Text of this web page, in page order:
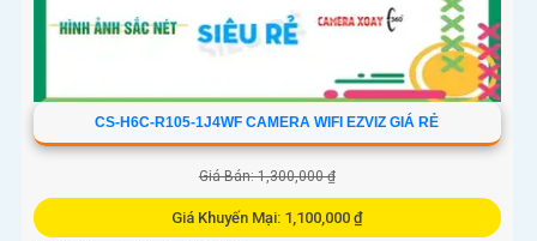
CS-H6C-R105-1J4WF CAMERA WIFI EZVIZ GIÁ RẺ
Giá Bán: 1,300,000 ₫
Giá Khuyến Mại: 1,100,000 ₫